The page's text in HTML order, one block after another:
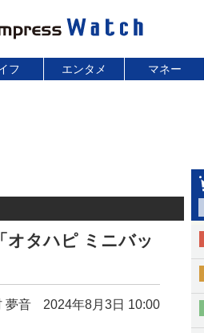
フ エンタメ マネー
オタハピ ミニバッ
夢音 2024年8月3日 10:00